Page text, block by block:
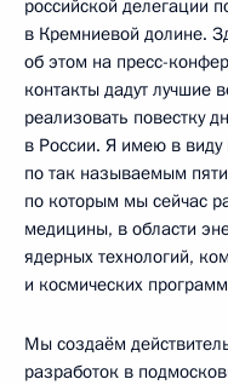
российской делегации
в Кремниевой долине.
об этом на пресс-
контакты дадут лучшие
реализовать повестку
в России. Я имею в
по так называемым
по которым мы сейчас
медицины, в области
ядерных технологий,
и космических
Мы создаём
разработок в